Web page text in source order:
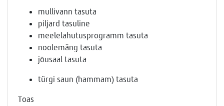
mullivann tasuta
piljard tasuline
meelelahutusprogramm tasuta
noolemäng tasuta
jõusaal tasuta
türgi saun (hammam) tasuta
Toas